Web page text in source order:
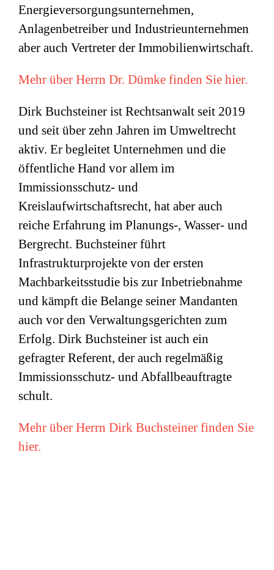
Energieversorgungsunternehmen,
Anlagenbetreiber und Industrieunternehmen
aber auch Vertreter der Immobilienwirtschaft.
Mehr über Herrn Dr. Dümke finden Sie hier.
Dirk Buchsteiner ist Rechtsanwalt seit 2019
und seit über zehn Jahren im Umweltrecht
aktiv. Er begleitet Unternehmen und die
öffentliche Hand vor allem im
Immissionsschutz- und
Kreislaufwirtschaftsrecht, hat aber auch
reiche Erfahrung im Planungs-, Wasser- und
Bergrecht. Buchsteiner führt
Infrastrukturprojekte von der ersten
Machbarkeitsstudie bis zur Inbetriebnahme
und kämpft die Belange seiner Mandanten
auch vor den Verwaltungsgerichten zum
Erfolg. Dirk Buchsteiner ist auch ein
gefragter Referent, der auch regelmäßig
Immissionsschutz- und Abfallbeauftragte
schult.
Mehr über Herrn Dirk Buchsteiner finden Sie
hier.